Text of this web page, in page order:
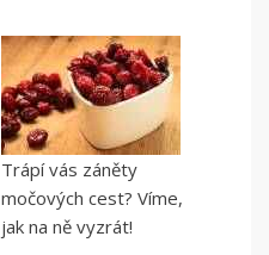
Trápí vás záněty
močových cest? Víme,
jak na ně vyzrát!